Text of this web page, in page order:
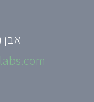
אבן